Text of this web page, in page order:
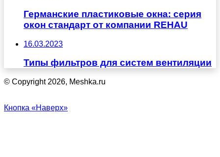
Германские пластиковые окна: серия
окон стандарт от компании REHAU
16.03.2023
Типы фильтров для систем вентиляции
© Copyright 2026, Meshka.ru
Кнопка «Наверх»